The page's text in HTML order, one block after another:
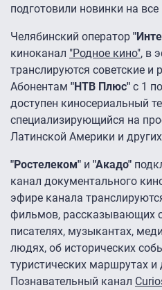
подготовили новинки на все
Челябинский оператор
киноканал "Родное кино", в
транслируются советские и
Абонентам "НТВ Плюс" с 1
доступен киносериальный
специализирующийся на
Латинской Америки и
"Ростелеком" и "Акадо"
канал документального
эфире канала
фильмов, рассказывающих
писателях, музыкантах,
людях, об исторических
туристических маршрутах и
Познавательный канал